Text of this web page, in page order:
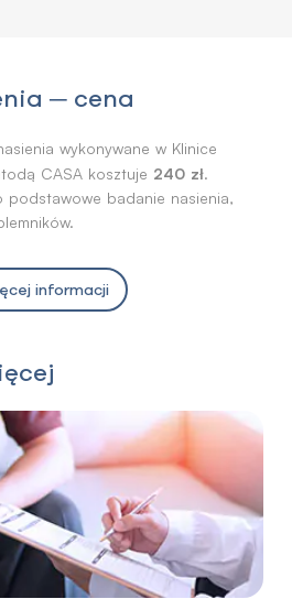
─ cena
wykonywane w Klinice
CASA kosztuje 240 zł.
podstawowe badanie nasienia,
informacji